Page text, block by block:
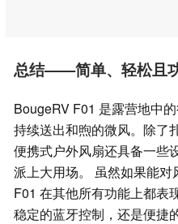
总结——简单、轻松且
BougeRV F01 是露营地中
持续送出和煦的微风。除了
便携式户外风扇还具备一些
派上大用场。 虽然如果能
F01 在其他所有功能上都表
稳定的蓝牙控制，还是便捷